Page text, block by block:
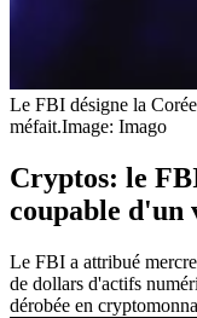
Le FBI désigne la
méfait.Image: Imago
Cryptos: le
coupable d'un
Le FBI a attribué
de dollars d'actifs
dérobée en